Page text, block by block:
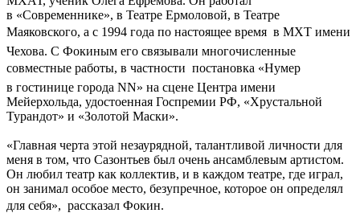
в «Современнике», в Театре Ермоловой, в Театре
Маяковского, а с 1994 года по настоящее время  в МХТ имени
Чехова. С Фокиным его связывали многочисленные
совместные работы, в частности  постановка «Нумер
в гостинице города NN» на сцене Центра имени
Мейерхольда, удостоенная Госпремии РФ, «Хрустальной
Турандот» и «Золотой Маски».
«Главная черта этой незаурядной, талантливой личности для
меня в том, что Сазонтьев был очень ансамблевым артистом.
Он любил театр как коллектив, и в каждом театре, где играл,
он занимал особое место, безупречное, которое он определял
для себя»,  рассказал Фокин.